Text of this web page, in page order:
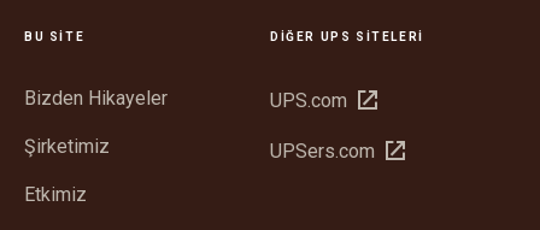
BU SITE
Bizden Hikayeler
Şirketimiz
Etkimiz
DIĞER UPS SITELERI
UPS.com Yeni
aç
UPSers.com Yeni